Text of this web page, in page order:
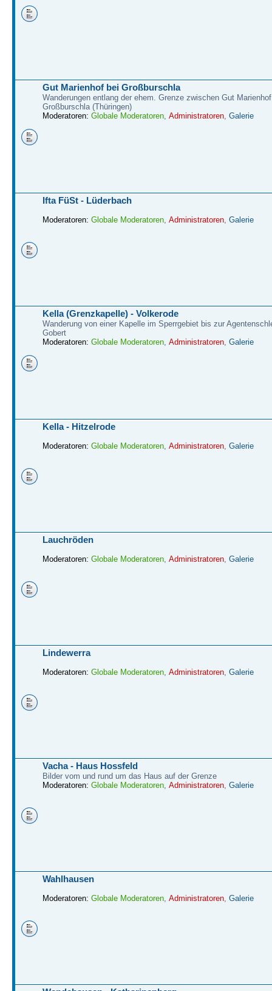
Gut Marienhof bei Großburschla
Wanderungen entlang der ehem. Grenze zwischen Gut
Großburschla (Thüringen)
Moderatoren: Globale Moderatoren, Administratoren, Galerie
Ifta FüSt - Lüderbach
Moderatoren: Globale Moderatoren, Administratoren, Galerie
Kella (Grenzkapelle) - Volkerode
Wanderung von einer Kapelle im Sperrgebiet bis zur
Gobert
Moderatoren: Globale Moderatoren, Administratoren, Galerie
Kella - Hitzelrode
Moderatoren: Globale Moderatoren, Administratoren, Galerie
Lauchröden
Moderatoren: Globale Moderatoren, Administratoren, Galerie
Lindewerra
Moderatoren: Globale Moderatoren, Administratoren, Galerie
Vacha - Haus Hossfeld
Bilder vom und rund um das Haus auf der Grenze
Moderatoren: Globale Moderatoren, Administratoren, Galerie
Wahlhausen
Moderatoren: Globale Moderatoren, Administratoren, Galerie